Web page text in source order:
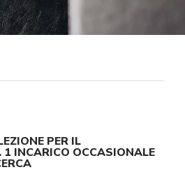
PER IL
1 INCARICO OCCASIONALE